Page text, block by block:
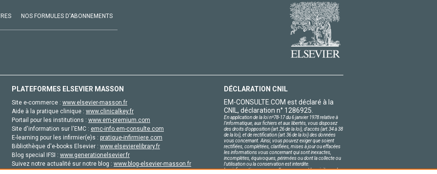
NOS FORMULES D'ABONNEMENTS
PLATEFORMES ELSEVIER MASSON
Site e-commerce : www.elsevier-masson.fr
Aide à la pratique clinique : www.clinicalkey.fr
Portail pour les institutions : www.em-premium.com
Site d'information sur l'EMC : emc-info.em-consulte.com
E-learning pour les infirmier(e)s : pratique-infirmiere.com
Bibliothèque d'e-books Elsevier : www.elsevierelibrary.fr
Blog special IFSI : www.generationelsevier.fr
Suivez notre actualité sur notre blog : www.blog-elsevier-masson.fr
DÉCLARATION CNIL
EM-CONSULTE.COM est déclaré à la
CNIL, déclaration n° 1286925.
En application de la loi nº78-17 du 6 janvier 1978 relative à
l'informatique, aux fichiers et aux libertés, vous disposez
des droits d'opposition (art.26 de la loi), d'accès (art.34 à 38
de la loi), et de rectification (art.36 de la loi) des données
vous concernant. Ainsi, vous pouvez exiger que soient
rectifiées, complétées, clarifiées, mises à jour ou effacées
les informations vous concernant qui sont inexactes,
incomplètes, équivoques, périmées ou dont la collecte ou
l'utilisation ou la conservation est interdite.
Les informations personnelles concernant les visiteurs de